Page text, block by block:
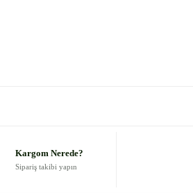
Kargom Nerede?
Sipariş takibi yapın